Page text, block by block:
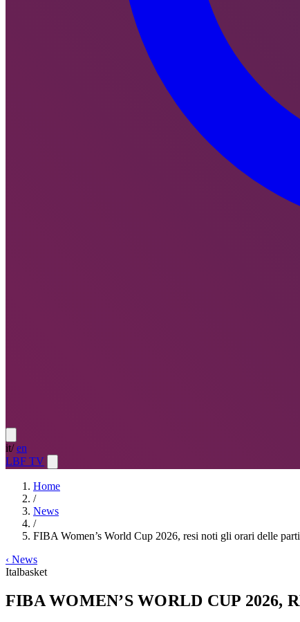
it/ en
LBF TV
Home
/
News
/
FIBA Women’s World Cup 2026, resi noti gli orari delle
‹ News
Italbasket
FIBA WOMEN’S WORLD CUP